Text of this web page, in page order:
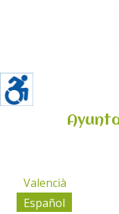
Valencià
Español